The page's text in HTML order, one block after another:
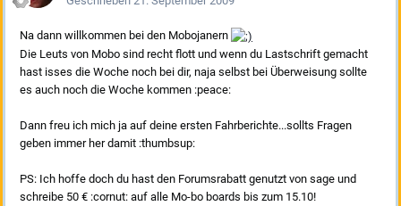
Na dann willkommen bei den Mobojanern
Die Leuts von Mobo sind recht flott und wenn du Lastschrift gemacht
hast isses die Woche noch bei dir, naja selbst bei Überweisung sollte
es auch noch die Woche kommen :peace:
Dann freu ich mich ja auf deine ersten Fahrberichte...sollts Fragen
geben immer her damit :thumbsup:
PS: Ich hoffe doch du hast den Forumsrabatt genutzt von sage und
schreibe 50 € :cornut: auf alle Mo-bo boards bis zum 15.10!